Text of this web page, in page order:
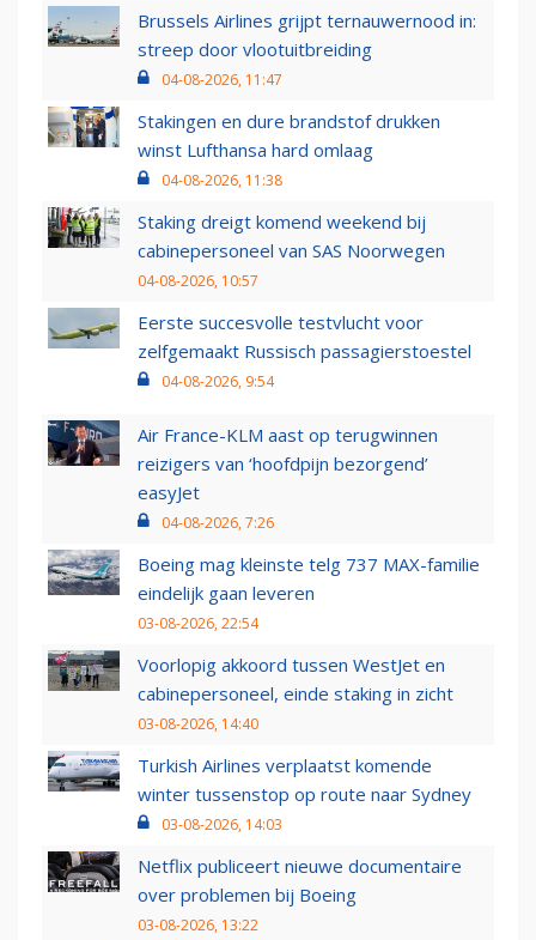
Brussels Airlines grijpt ternauwernood in:
streep door vlootuitbreiding
04-08-2026, 11:47
Stakingen en dure brandstof drukken
winst Lufthansa hard omlaag
04-08-2026, 11:38
Staking dreigt komend weekend bij
cabinepersoneel van SAS Noorwegen
04-08-2026, 10:57
Eerste succesvolle testvlucht voor
zelfgemaakt Russisch passagierstoestel
04-08-2026, 9:54
Air France-KLM aast op terugwinnen
reizigers van ‘hoofdpijn bezorgend’
easyJet
04-08-2026, 7:26
Boeing mag kleinste telg 737 MAX-familie
eindelijk gaan leveren
03-08-2026, 22:54
Voorlopig akkoord tussen WestJet en
cabinepersoneel, einde staking in zicht
03-08-2026, 14:40
Turkish Airlines verplaatst komende
winter tussenstop op route naar Sydney
03-08-2026, 14:03
Netflix publiceert nieuwe documentaire
over problemen bij Boeing
03-08-2026, 13:22